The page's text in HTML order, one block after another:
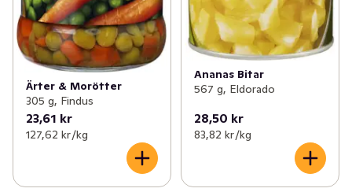
Ärter & Morötter
305 g, Findus
23,61 kr
127,62 kr /kg
Ananas Bitar
567 g, Eldorado
28,50 kr
83,82 kr /kg